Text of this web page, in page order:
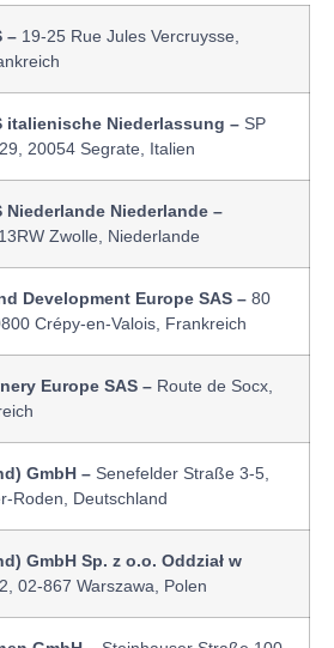
– 19-25 Rue Jules Vercruysse,
italienische Niederlassung – SP
20054 Segrate, Italien
Niederlande Niederlande –
Zwolle, Niederlande
Development Europe SAS – 80
Crépy-en-Valois, Frankreich
Europe SAS – Route de Socx,
GmbH – Senefelder Straße 3-5,
Roden, Deutschland
GmbH Sp. z o.o. Oddział w
02-867 Warszawa, Polen